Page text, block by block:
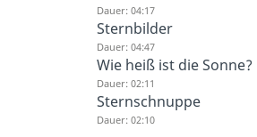
Dauer: 04:17
Sternbilder
Dauer: 04:47
Wie heiß ist die Sonne?
Dauer: 02:11
Sternschnuppe
Dauer: 02:10